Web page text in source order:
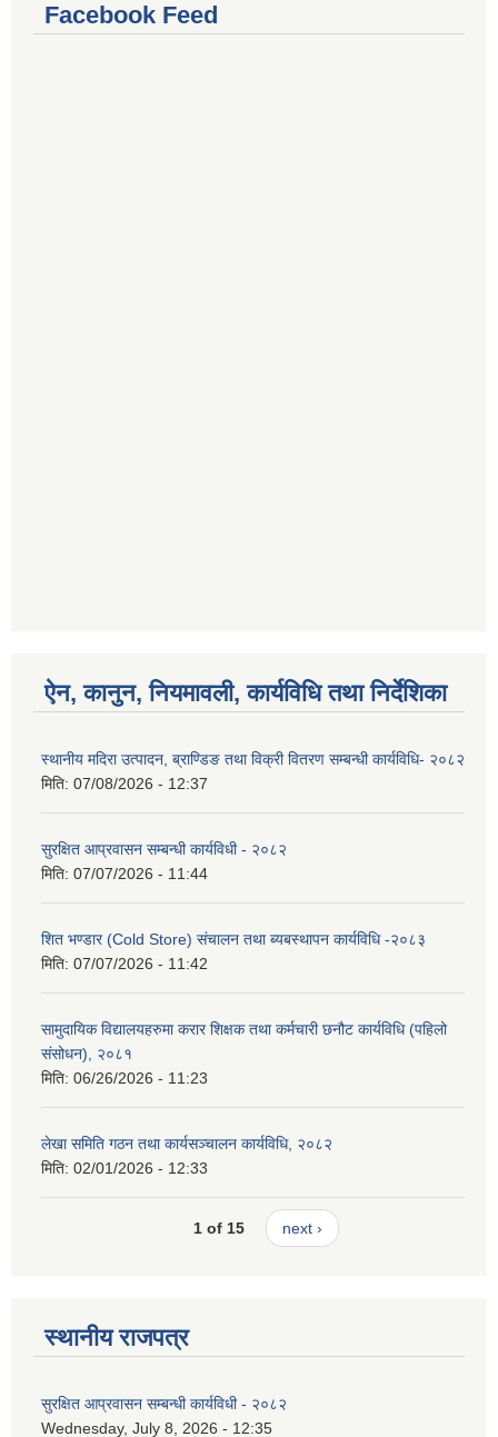
Facebook Feed
ऐन, कानुन, नियमावली, कार्यविधि तथा निर्देशिका
स्थानीय मदिरा उत्पादन, ब्राण्डिङ तथा विक्री वितरण सम्बन्धी कार्यविधि- २०८२
मिति: 07/08/2026 - 12:37
सुरक्षित आप्रवासन सम्बन्धी कार्यविधी - २०८२
मिति: 07/07/2026 - 11:44
शित भण्डार (Cold Store) संचालन तथा ब्यबस्थापन कार्यविधि -२०८३
मिति: 07/07/2026 - 11:42
सामुदायिक विद्यालयहरुमा करार शिक्षक तथा कर्मचारी छनौट कार्यविधि (पहिलो
संसोधन), २०८१
मिति: 06/26/2026 - 11:23
लेखा समिति गठन तथा कार्यसञ्चालन कार्यविधि, २०८२
मिति: 02/01/2026 - 12:33
1 of 15 next ›
स्थानीय राजपत्र
सुरक्षित आप्रवासन सम्बन्धी कार्यविधी - २०८२
Wednesday, July 8, 2026 - 12:35